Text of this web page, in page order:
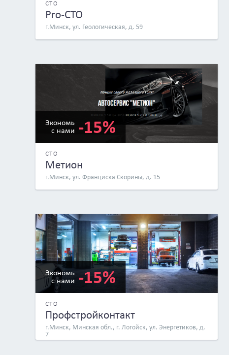
СТО
Pro-CTO
г.Минск, ул. Геологическая, д. 59
Экономь
с нами -15%
СТО
Метион
г.Минск, ул. Франциска Скорины, д. 15
Экономь
с нами -15%
СТО
Профстройконтакт
г.Минск, Минская обл., г. Логойск, ул. Энергетиков, д.
7